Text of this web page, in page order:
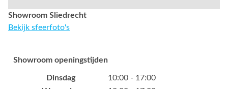
Showroom Sliedrecht
Bekijk sfeerfoto's
Showroom openingstijden
Dinsdag
10:00 - 17:00